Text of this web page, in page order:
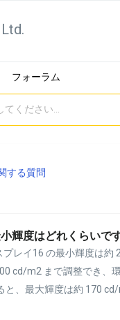
フォーラム
する質問
輝度はどれくらいで
レイ16 の最小輝度は約
cd/m2 まで調整でき、
、最大輝度は約 170 cd/